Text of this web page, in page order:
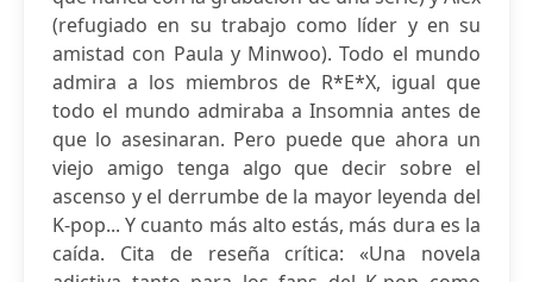
(refugiado en su trabajo como líder y en su
amistad con Paula y Minwoo). Todo el mundo
admira a los miembros de R*E*X, igual que
todo el mundo admiraba a Insomnia antes de
que lo asesinaran. Pero puede que ahora un
viejo amigo tenga algo que decir sobre el
ascenso y el derrumbe de la mayor leyenda del
K-pop... Y cuanto más alto estás, más dura es la
caída. Cita de reseña crítica: «Una novela